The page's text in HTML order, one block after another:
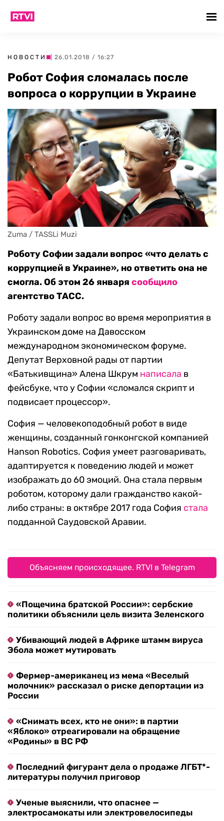
НОВОСТИ | 26.01.2018 / 16:27
Робот София сломалась после
вопроса о коррупции в Украине
Zuma / TASSLi Muzi
Роботу Софии задали вопрос «что делать с
коррупцией в Украине», но ответить она не
смогла. Об этом 26 января сообщило
агентство ТАСС.
Роботу задали вопрос во время мероприятия в
Украинском доме на Давосском
международном экономическом форуме.
Депутат Верховной рады от партии
«Батькивщина» Алена Шкрум написала в
фейсбуке, что у Софии «сломался скрипт и
подвисает процессор».
София — человекоподобный робот в виде
женщины, созданный гонконгской компанией
Hanson Robotics. София умеет разговаривать,
адаптируется к поведению людей и может
изображать до 60 эмоций. Она стала первым
роботом, которому дали гражданство какой-
либо страны: в октябре 2017 года София стала
подданной Саудовской Аравии.
Объясняем происходящее. RTVI в Telegram
«Пощечина братской России»: сербские
политики объяснили цель визита Зеленского
Убивающий людей в Африке штамм вируса
Эбола может мутировать
Фермер-американец из мема «Веселый
молочник» рассказал о риске депортации из
России
«Снимать всех, кто не они»: в партии
«Яблоко» отреагировали на обращение
«Родины» в ВС РФ
Последний фигурант дела о продаже ЛГБТ*-
литературы получил приговор
Ученые выяснили, что опаснее —
электросамокаты или электровелосипеды